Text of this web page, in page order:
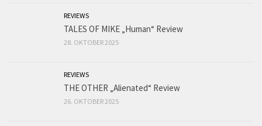
REVIEWS
TALES OF MIKE „Human“ Review
28. OKTOBER 2025
REVIEWS
THE OTHER „Alienated“ Review
26. OKTOBER 2025